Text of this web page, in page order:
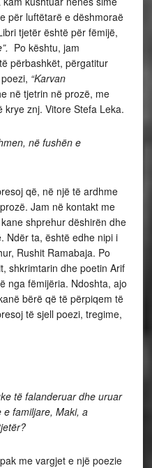
për luftëtarë e dëshmoraë
tjetër është për fëmijë,
Po kështu, jam
përbashkët, përgatitur
“Karvan
në tjetrin në prozë, me
krye znj. Vitore Stefa Leka.
në fushën e
që, në një të ardhme
Jam në kontakt me
shprehur dëshirën dhe
Ndër ta, është edhe nipi i
Rushit Ramabaja. Po
shkrimtarin dhe poetin Arif
nga fëmijëria. Ndoshta, ajo
bërë që të përpiqem të
të sjell poezi, tregime,
të falanderuar dhe uruar
familjare, Maki, a
me vargjet e një poezie